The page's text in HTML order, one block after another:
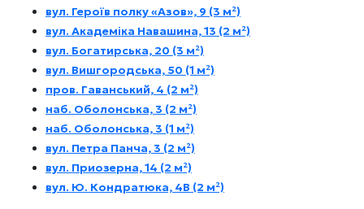
вул. Героїв полку «Азов», 9 (3 м²)
вул. Академіка Навашина, 13 (2 м²)
вул. Богатирська, 20 (3 м²)
вул. Вишгородська, 50 (1 м²)
пров. Гаванський, 4 (2 м²)
наб. Оболонська, 3 (2 м²)
наб. Оболонська, 3 (1 м²)
вул. Петра Панча, 3 (2 м²)
вул. Приозерна, 14 (2 м²)
вул. Ю. Кондратюка, 4В (2 м²)